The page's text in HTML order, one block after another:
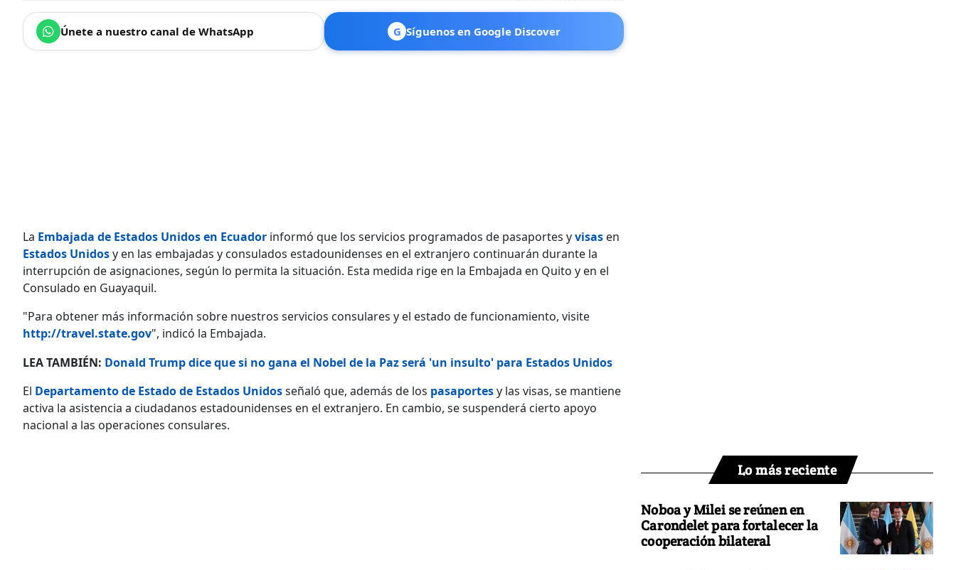
Únete a nuestro canal de WhatsApp G Síguenos en Google Discover
La Embajada de Estados Unidos en Ecuador informó que los servicios programados de pasaportes yvisas en
Estados Unidosy en las embajadas y consulados estadounidenses en el extranjero continuarán durante la
interrupción de asignaciones, según lo permita la situación. Esta medida rige en la Embajada en Quito y en el
Consulado en Guayaquil.
"Para obtener más información sobre nuestros servicios consulares y el estado de funcionamiento, visite
http://travel.state.gov", indicó la Embajada.
LEA TAMBIÉN: Donald Trump dice que si no gana el Nobel de la Paz será 'un insulto' para Estados Unidos
El Departamento de Estado de Estados Unidosseñaló que, además de los pasaportesy las visas, se mantiene
activa la asistencia a ciudadanos estadounidenses en el extranjero. En cambio, se suspenderá cierto apoyo
nacional a las operaciones consulares.
Lo más reciente
Noboa y Milei se reúnen en
Carondelet para fortalecer la
cooperación bilateral